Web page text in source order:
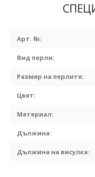
Арт. №:
Вид перли:
Размер на перлите:
Цвят:
Материал:
Дължина:
Дължина на висулка: